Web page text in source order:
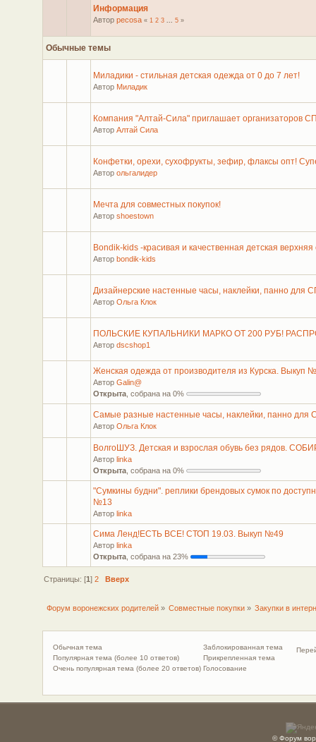
Информация
Автор pecosa « 1 2 3 5»
Обычные темы
Миладики - стильная детская одежда от 0 до 7 лет!
Автор Миладик
Компания "Алтай-Сила" приглашает организаторов
Автор Алтай Сила
Конфетки, орехи, сухофрукты, зефир, флаксы опт!
Автор ольгалидер
Мечта для совместных покупок!
Автор shoestown
Bondik-kids -красивая и качественная детская
Автор bondik-kids
Дизайнерские настенные часы, наклейки, панно для
Автор Ольга Клок
ПОЛЬСКИЕ КУПАЛЬНИКИ МАРКО ОТ 200 РУБ!
Автор dscshop1
Женская одежда от производителя из Курска. Выкуп
Автор Galin@
Открыта, собрана на 0%
Самые разные настенные часы, наклейки, панно для
Автор Ольга Клок
ВолгоШУЗ. Детская и взрослая обувь без рядов.
Автор linka
Открыта, собрана на 0%
"Сумкины будни". реплики брендовых сумок по
№13
Автор linka
Сима Ленд!ЕСТЬ ВСЕ! СТОП 19.03. Выкуп №49
Автор linka
Открыта, собрана на 23%
Страницы: [1] 2 Вверх
Форум воронежских родителей» Совместные покупки » Закупки в
Обычная тема
Популярная тема (более 10 ответов)
Очень популярная тема (более 20 ответов)
Заблокированная тема
Прикрепленная тема
Голосование
© Форум